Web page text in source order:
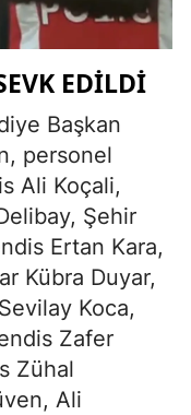
EDİLDİ
Başkan
personel
Ali Koçali,
Şehir
Ertan Kara,
Kübra Duyar,
Koca,
Zafer
Zühal
Ali